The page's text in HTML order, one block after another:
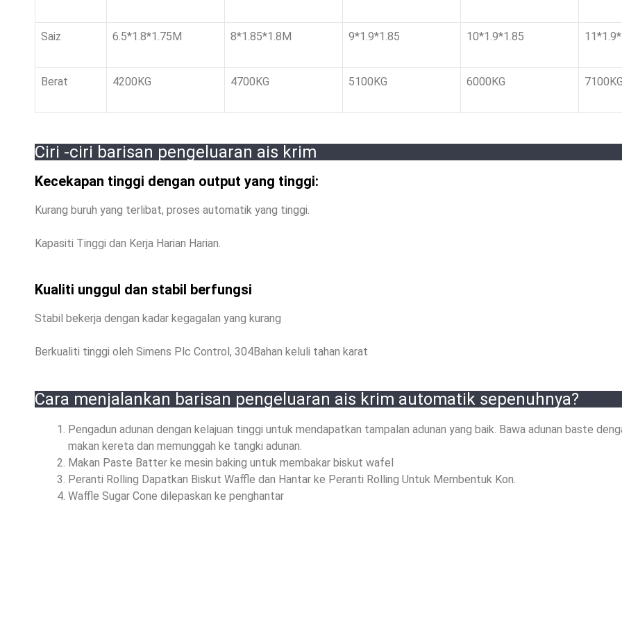
Saiz 6.5*1.8*1.75M 8*1.85*1.8M 9*1.9*1.85 10*1.9*1.85
Berat 4200KG 4700KG 5100KG 6000KG 7100KG
Ciri -ciri barisan pengeluaran ais krim
Kecekapan tinggi dengan output yang tinggi:
Kurang buruh yang terlibat, proses automatik yang tinggi.
Kapasiti Tinggi dan Kerja Harian Harian.
Kualiti unggul dan stabil berfungsi
Stabil bekerja dengan kadar kegagalan yang kurang
Berkualiti tinggi oleh Simens Plc Control, 304Bahan keluli tahan karat
Cara menjalankan barisan pengeluaran ais krim automatik sepenuhnya?
Pengadun adunan dengan kelajuan tinggi untuk mendapatkan tampalan adunan yang baik. Bawa adunan baste
makan kereta dan memunggah ke tangki adunan.
Makan Paste Batter ke mesin baking untuk membakar biskut wafel
Peranti Rolling Dapatkan Biskut Waffle dan Hantar ke Peranti Rolling Untuk Membentuk Kon.
Waffle Sugar Cone dilepaskan ke penghantar